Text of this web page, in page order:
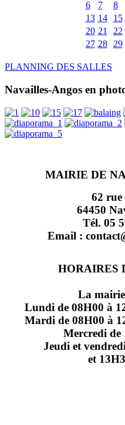
6
7 8
13 14 15
20 21 22
27 28 29
PLANNING DES SALLES
Navailles-Angos en
MAIRIE DE
62
64450
Tél. 05
Email :
HORAIRES
La
Lundi de 08H00 à
Mardi de 08H00 à
Mercredi de
Jeudi et
et